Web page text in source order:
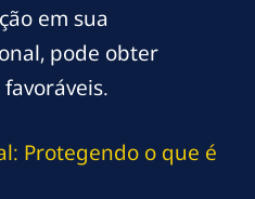
em sua
pode obter
Protegendo o que é